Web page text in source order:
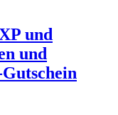
und
und